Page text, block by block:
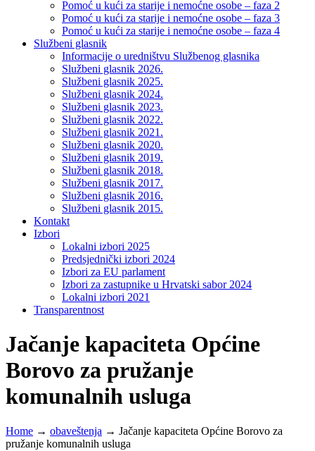
Pomoć u kući za starije i nemoćne osobe – faza 2
Pomoć u kući za starije i nemoćne osobe – faza 3
Pomoć u kući za starije i nemoćne osobe – faza 4
Službeni glasnik
Informacije o uredništvu Službenog glasnika
Službeni glasnik 2026.
Službeni glasnik 2025.
Službeni glasnik 2024.
Službeni glasnik 2023.
Službeni glasnik 2022.
Službeni glasnik 2021.
Službeni glasnik 2020.
Službeni glasnik 2019.
Službeni glasnik 2018.
Službeni glasnik 2017.
Službeni glasnik 2016.
Službeni glasnik 2015.
Kontakt
Izbori
Lokalni izbori 2025
Predsjednički izbori 2024
Izbori za EU parlament
Izbori za zastupnike u Hrvatski sabor 2024
Lokalni izbori 2021
Transparentnost
Jačanje kapaciteta Općine
Borovo za pružanje
komunalnih usluga
Home → obaveštenja → Jačanje kapaciteta Općine Borovo za
pružanje komunalnih usluga